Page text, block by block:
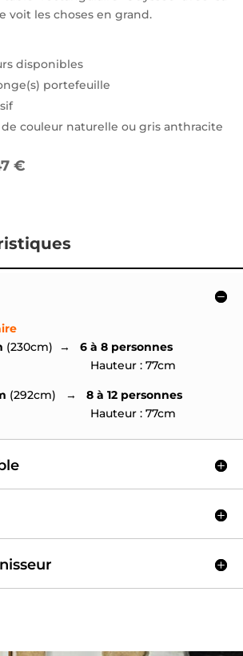
voit les choses en grand.
disponibles
portefeuille
couleur naturelle ou gris anthracite
€
(230cm) → 6 à 8 personnes
Hauteur : 77cm
(292cm) → 8 à 12 personnes
Hauteur : 77cm